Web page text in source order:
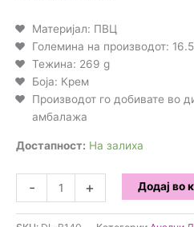
Материјал: ПВЦ
Големина на производот:
Тежина: 269 g
Боја: Крем
Производот го добивате во
амбалажа
Достапност: На залиха
-
Реалистично
дилдо
со
+ Додај во